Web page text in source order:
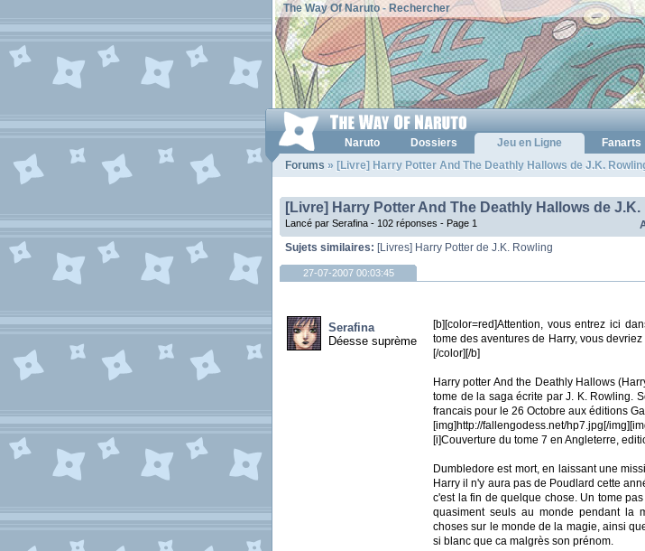
The Way Of Naruto- Rechercher
Naruto Dossiers Jeu en Ligne Fanarts
Forums » [Livre] Harry Potter And The Deathly Hallows de J.K.
[Livre] Harry Potter And The Deathly Hallows de J.K.
Lancé par Serafina - 102 réponses - Page 1
Sujets similaires: [Livres] Harry Potter de J.K. Rowling
27-07-2007 00:03:45
Serafina
Déesse suprème
[b][color=red]Attention, vous entrez ici
tome des aventures de Harry, vous
[/color][/b]
Harry potter And the Deathly Hallows
tome de la saga écrite par J. K. Rowling.
francais pour le 26 Octobre aux éditions
[img]http://fallengodess.net/hp7.jpg[/
[i]Couverture du tome 7 en Angleterre,
Dumbledore est mort, en laissant une
Harry il n'y aura pas de Poudlard cette
c'est la fin de quelque chose. Un tome
quasiment seuls au monde pendant la
choses sur le monde de la magie, ainsi
si blanc que ca malgrès son prénom.